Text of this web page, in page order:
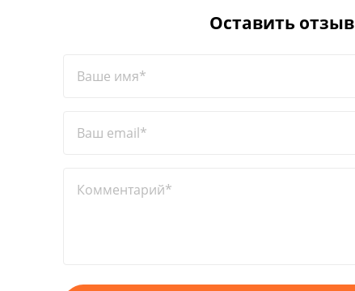
Оставить отзыв
Ваше имя*
Ваш email*
Комментарий*